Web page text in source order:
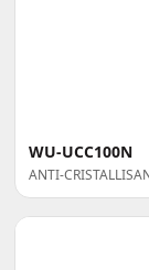
WU-UCC100N
ANTI-